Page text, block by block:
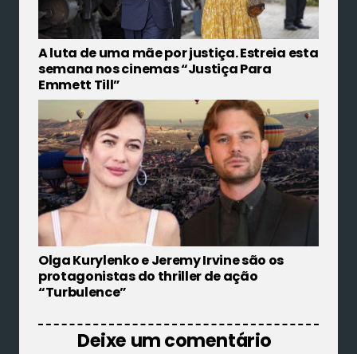
A luta de uma mãe por justiça. Estreia esta
semana nos cinemas “Justiça Para
Emmett Till”
Olga Kurylenko e Jeremy Irvine são os
protagonistas do thriller de ação
“Turbulence”
Deixe um comentário